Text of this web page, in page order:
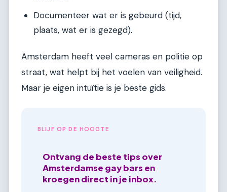
Documenteer wat er is gebeurd (tijd,
plaats, wat er is gezegd).
Amsterdam heeft veel cameras en politie op
straat, wat helpt bij het voelen van veiligheid.
Maar je eigen intuïtie is je beste gids.
BLIJF OP DE HOOGTE
Ontvang de beste tips over
Amsterdamse gay bars en
kroegen direct in je inbox.